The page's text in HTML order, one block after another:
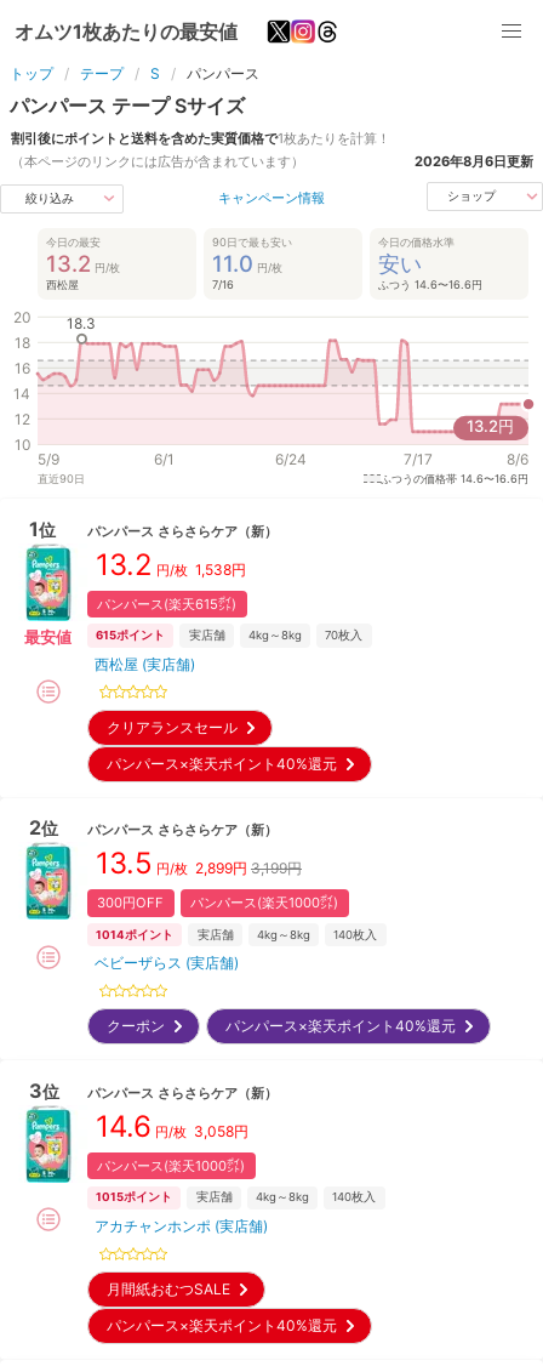
オムツ1枚あたりの最安値
トップ テープ S パンパース
パンパース テープ Sサイズ
割引後にポイントと送料を含めた実質価格で1枚あたりを計算！
（本ページのリンクには広告が含まれています）
2026年8月6日更新
絞り込み キャンペーン情報 ショップ
今日の最安
13.2 円/枚
西松屋
90日で最も安い
11.0 円/枚
7/16
今日の価格水準
安い
ふつう 14.6〜16.6円
10
12
14
16
18
20
5/9 6/1 6/24 7/17 8/6
18.3
13.2円
直近90日 ふつうの価格帯14.6〜16.6円
1位
最安値
パンパース さらさらケア （新）
13.2 円/枚 1,538円
パンパース(楽天615㌽)
615ポイント 実店舗 4kg～8kg 70枚入
西松屋 (実店舗)
クリアランスセール
パンパース×楽天ポイント40%還元
2位 パンパース さらさらケア （新）
13.5 円/枚 2,899円 3,199円
300円OFF パンパース(楽天1000㌽)
1014ポイント 実店舗 4kg～8kg 140枚入
ベビーザらス (実店舗)
クーポン パンパース×楽天ポイント40%還元
3位 パンパース さらさらケア （新）
14.6 円/枚 3,058円
パンパース(楽天1000㌽)
1015ポイント 実店舗 4kg～8kg 140枚入
アカチャンホンポ (実店舗)
月間紙おむつSALE
パンパース×楽天ポイント40%還元